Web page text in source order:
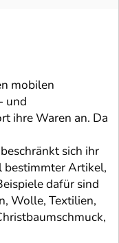
mobilen
und
ihre Waren an. Da
sich ihr
bestimmter Artikel,
dafür sind
Wolle, Textilien,